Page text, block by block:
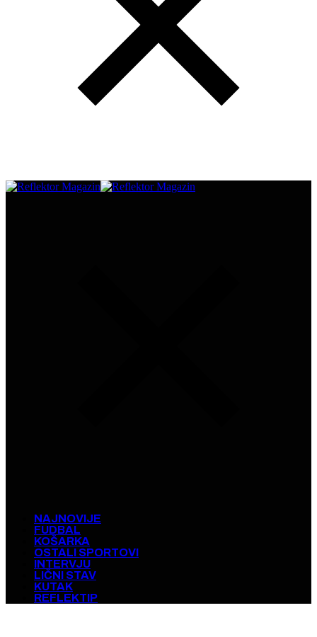
NAJNOVIJE
FUDBAL
KOŠARKA
OSTALI SPORTOVI
INTERVJU
LIČNI STAV
KUTAK
REFLEKTIP